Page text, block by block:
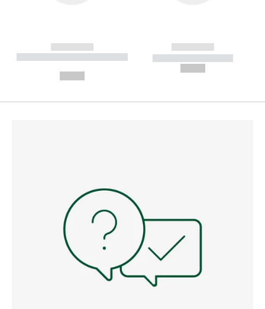
------------
----------- ----------- --------
------------
----------- -----------